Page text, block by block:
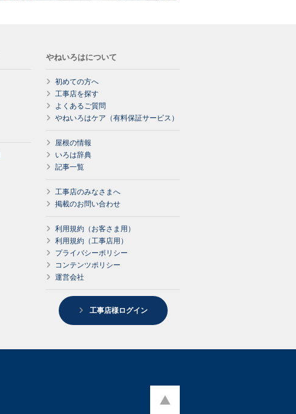
やねいろはについて
初めての方へ
工事店を探す
よくあるご質問
やねいろはケア（有料保証サービス）
屋根の情報
いろは辞典
記事一覧
工事店のみなさまへ
掲載のお問い合わせ
利用規約（お客さま用）
利用規約（工事店用）
プライバシーポリシー
コンテンツポリシー
運営会社
工事店様ログイン